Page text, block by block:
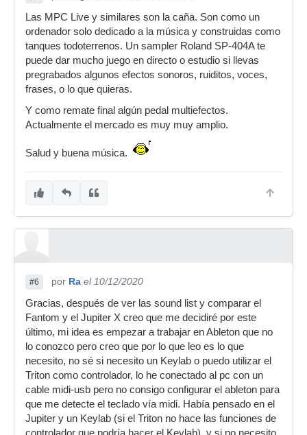
Las MPC Live y similares son la caña. Son como un
ordenador solo dedicado a la música y construidas como
tanques todoterrenos. Un sampler Roland SP-404A te
puede dar mucho juego en directo o estudio si llevas
pregrabados algunos efectos sonoros, ruiditos, voces,
frases, o lo que quieras.
Y como remate final algún pedal multiefectos.
Actualmente el mercado es muy muy amplio.
Salud y buena música.
#6 por Ra el 10/12/2020
Gracias, después de ver las sound list y comparar el
Fantom y el Jupiter X creo que me decidiré por este
último, mi idea es empezar a trabajar en Ableton que no
lo conozco pero creo que por lo que leo es lo que
necesito, no sé si necesito un Keylab o puedo utilizar el
Triton como controlador, lo he conectado al pc con un
cable midi-usb pero no consigo configurar el ableton para
que me detecte el teclado vía midi. Había pensado en el
Jupiter y un Keylab (si el Triton no hace las funciones de